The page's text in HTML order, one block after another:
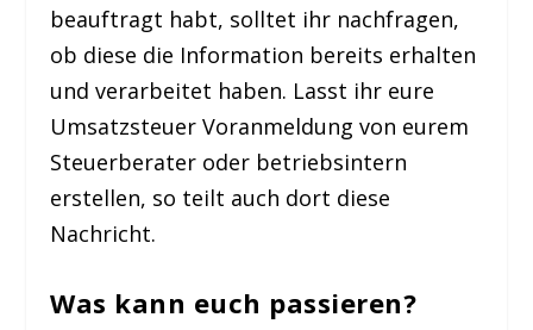
beauftragt habt, solltet ihr nachfragen,
ob diese die Information bereits erhalten
und verarbeitet haben. Lasst ihr eure
Umsatzsteuer Voranmeldung von eurem
Steuerberater oder betriebsintern
erstellen, so teilt auch dort diese
Nachricht.
Was kann euch passieren?